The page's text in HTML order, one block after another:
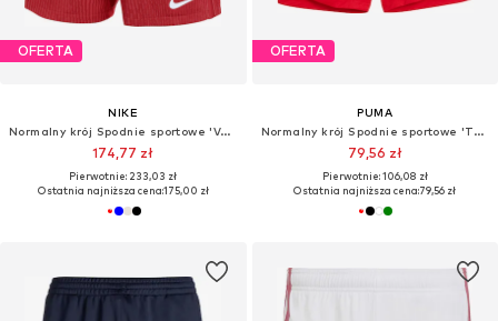
OFERTA
NIKE
Normalny krój Spodnie sportowe 'Vapor V'
174,77 zł
Pierwotnie: 233,03 zł
Ostatnia najniższa cena:175,00 zł
OFERTA
PUMA
Normalny krój Spodnie sportowe 'Teamjaws Starter'
79,56 zł
Pierwotnie: 106,08 zł
Ostatnia najniższa cena:79,56 zł